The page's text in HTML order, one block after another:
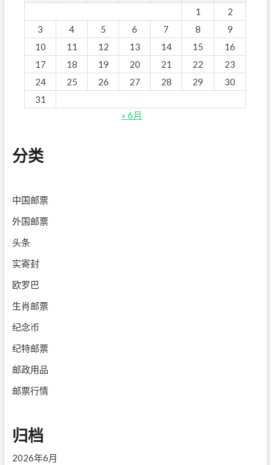
1
2
3
4 5 6 7 8
9
10
11 12 13 14 15
16
17
18 19 20 21 22
23
24
25 26 27 28 29
30
31
« 6月
分类
中国邮票
外国邮票
头条
实寄封
欧罗巴
生肖邮票
纪念币
纪特邮票
邮政用品
邮票行情
归档
2026年6月